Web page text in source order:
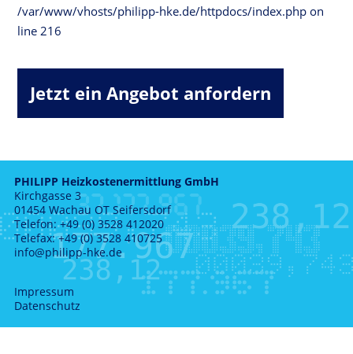
/var/www/vhosts/philipp-hke.de/httpdocs/index.php on
line 216
Jetzt ein Angebot anfordern
PHILIPP Heizkostenermittlung GmbH
Kirchgasse 3
01454 Wachau OT Seifersdorf
Telefon: +49 (0) 3528 412020
Telefax: +49 (0) 3528 410725
info@philipp-hke.de
Impressum
Datenschutz